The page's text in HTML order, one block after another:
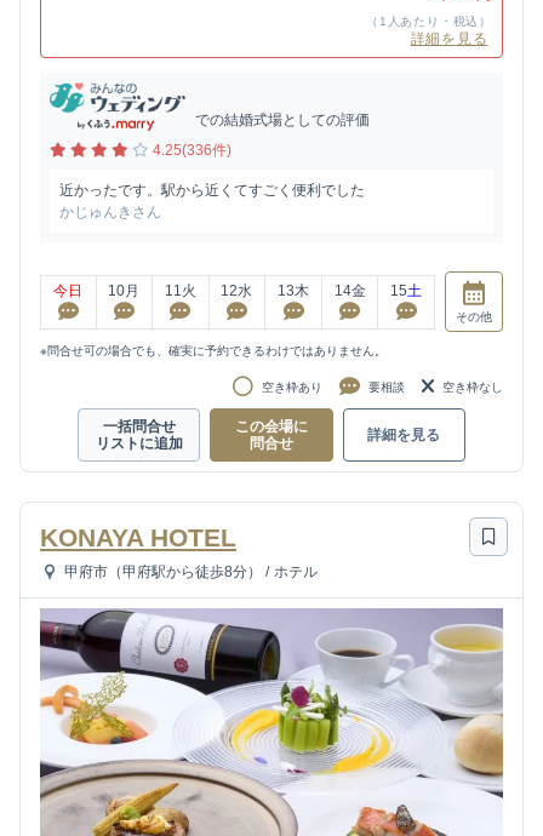
（1人あたり・税込）
詳細を見る
での結婚式場としての評価
4.25(336件)
近かったです。駅から近くてすごく便利でした
かじゅんきさん
今日 10月 11 火 12水 13木 14金 15土
その他
※問合せ可の場合でも、確実に予約できるわけではありません。
空き枠あり 要相談 空き枠なし
一括問合せ
リストに追加
この会場に
問合せ
詳細を見る
KONAYA HOTEL
甲府市（甲府駅から徒歩8分） / ホテル